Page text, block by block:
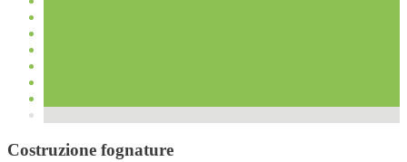
Costruzione fognature